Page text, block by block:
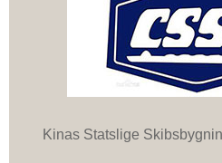
Kinas Statslige